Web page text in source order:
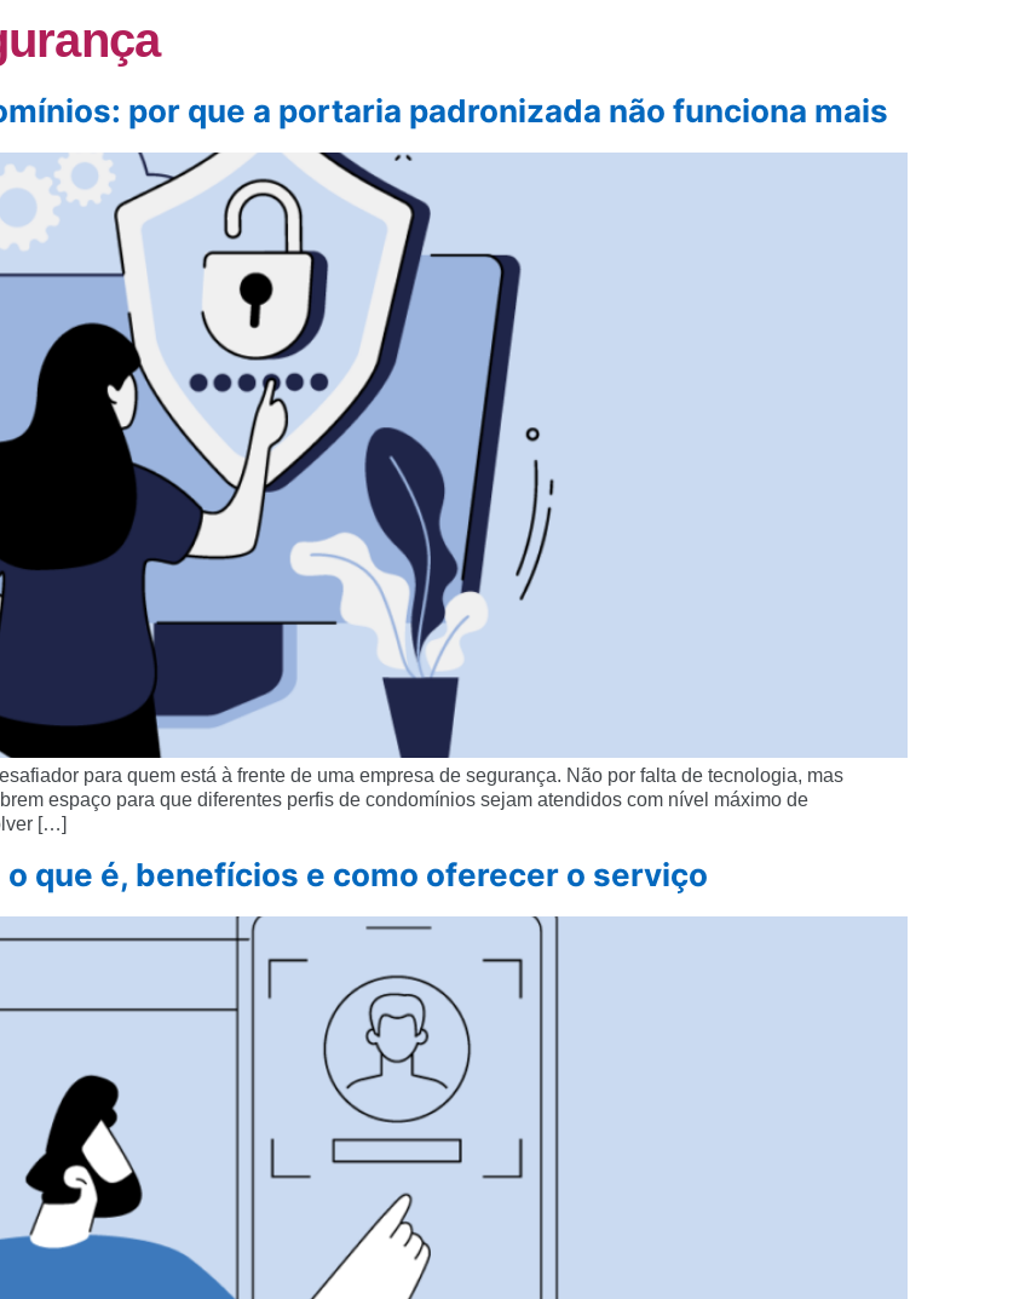
por que a portaria padronizada não funciona mais
para quem está à frente de uma empresa de segurança. Não por falta de tecnologia, mas
espaço para que diferentes perfis de condomínios sejam atendidos com nível máximo de
[…]
que é, benefícios e como oferecer o serviço